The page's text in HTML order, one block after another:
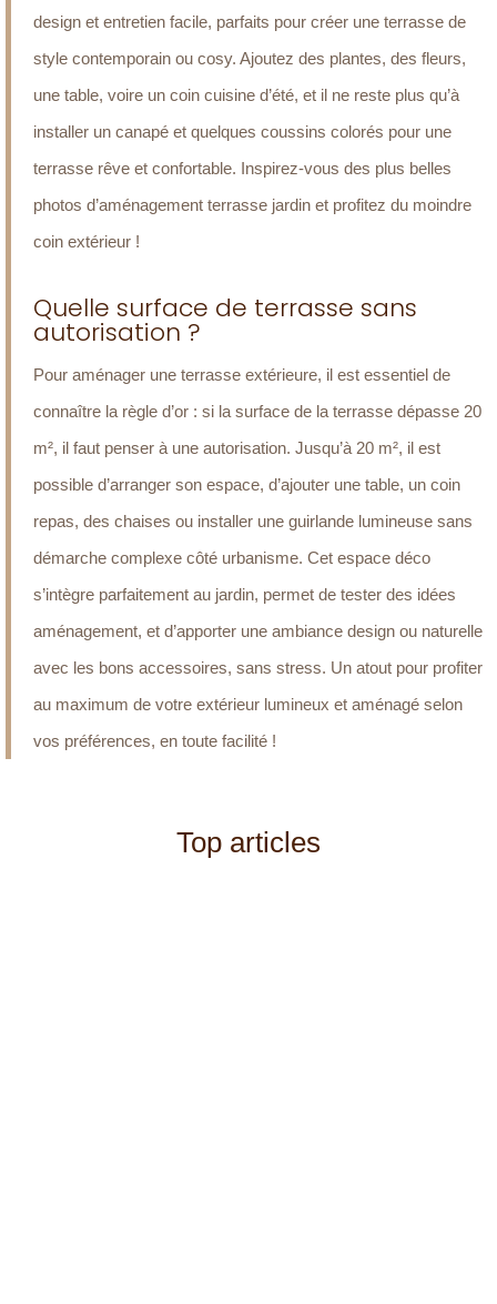
design et entretien facile, parfaits pour créer une terrasse de
style contemporain ou cosy. Ajoutez des plantes, des fleurs,
une table, voire un coin cuisine d’été, et il ne reste plus qu’à
installer un canapé et quelques coussins colorés pour une
terrasse rêve et confortable. Inspirez-vous des plus belles
photos d’aménagement terrasse jardin et profitez du moindre
coin extérieur !
Quelle surface de terrasse sans
autorisation ?
Pour aménager une terrasse extérieure, il est essentiel de
connaître la règle d’or : si la surface de la terrasse dépasse 20
m², il faut penser à une autorisation. Jusqu’à 20 m², il est
possible d’arranger son espace, d’ajouter une table, un coin
repas, des chaises ou installer une guirlande lumineuse sans
démarche complexe côté urbanisme. Cet espace déco
s’intègre parfaitement au jardin, permet de tester des idées
aménagement, et d’apporter une ambiance design ou naturelle
avec les bons accessoires, sans stress. Un atout pour profiter
au maximum de votre extérieur lumineux et aménagé selon
vos préférences, en toute facilité !
Top articles